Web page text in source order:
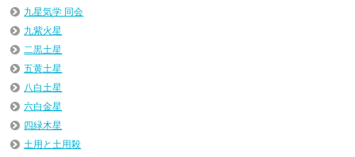
九星気学 同会
九紫火星
二黒土星
五黄土星
八白土星
六白金星
四緑木星
土用と土用殺